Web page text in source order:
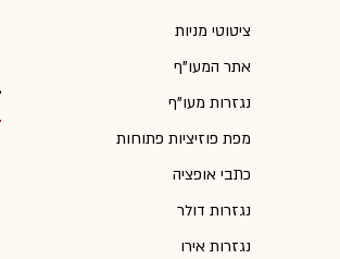
ציטוטי מניות
אתר המעו"ף
נגזרות מעו"ף
מפת פוזיציות פתוחות
כתבי אופציה
נגזרות דולר
נגזרות אירו